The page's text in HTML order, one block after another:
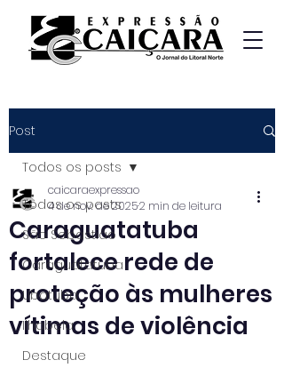
Post
Todos os posts
São Sebastião
Caraguatatuba
Ubatuba
Ilhabela
Destaque
Todos os posts
Caraguatatuba
fortalece rede de
proteção às mulheres
vítimas de violência
caicaraexpressao
4 de nov. de 20252 min de leitura